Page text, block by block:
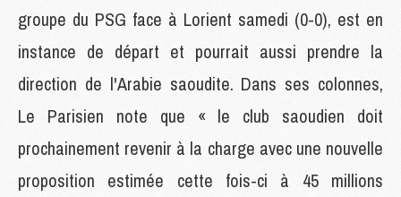
groupe du PSG face à Lorient samedi (0-0), est en
instance de départ et pourrait aussi prendre la
direction de l'Arabie saoudite. Dans ses colonnes,
Le Parisien note que « le club saoudien doit
prochainement revenir à la charge avec une nouvelle
proposition estimée cette fois-ci à 45 millions